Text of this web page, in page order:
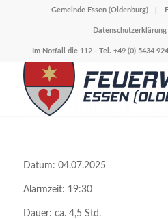
Gemeinde Essen (Oldenburg)
Datenschutzerklärung
Im Notfall die 112 - Tel. +49 (0) 5434
Datum: 04.07.2025
Alarmzeit: 19:30
Dauer: ca. 4,5 Std.